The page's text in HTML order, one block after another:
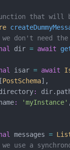
that will
don't need the
dir = await
isar = await
PostSchema],
:
: 'myInstance' ,
messages =
use a